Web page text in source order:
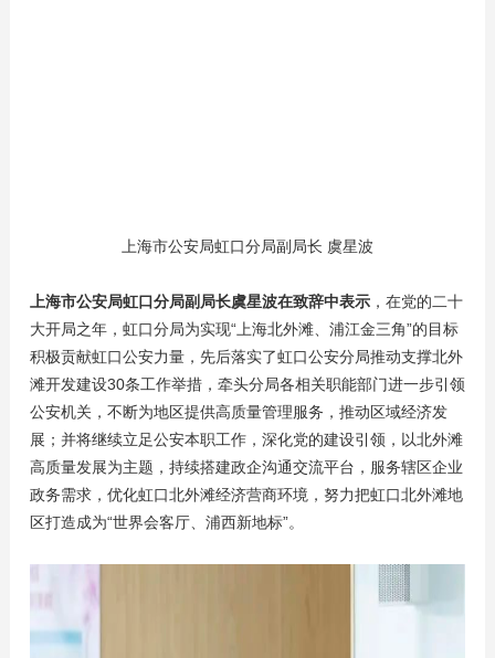
上海市公安局虹口分局副局长 虞星波
上海市公安局虹口分局副局长虞星波在致辞中表示，在党的二十
大开局之年，虹口分局为实现“上海北外滩、浦江金三角”的目标
积极贡献虹口公安力量，先后落实了虹口公安分局推动支撑北外
滩开发建设30条工作举措，牵头分局各相关职能部门进一步引领
公安机关，不断为地区提供高质量管理服务，推动区域经济发
展；并将继续立足公安本职工作，深化党的建设引领，以北外滩
高质量发展为主题，持续搭建政企沟通交流平台，服务辖区企业
政务需求，优化虹口北外滩经济营商环境，努力把虹口北外滩地
区打造成为“世界会客厅、浦西新地标”。